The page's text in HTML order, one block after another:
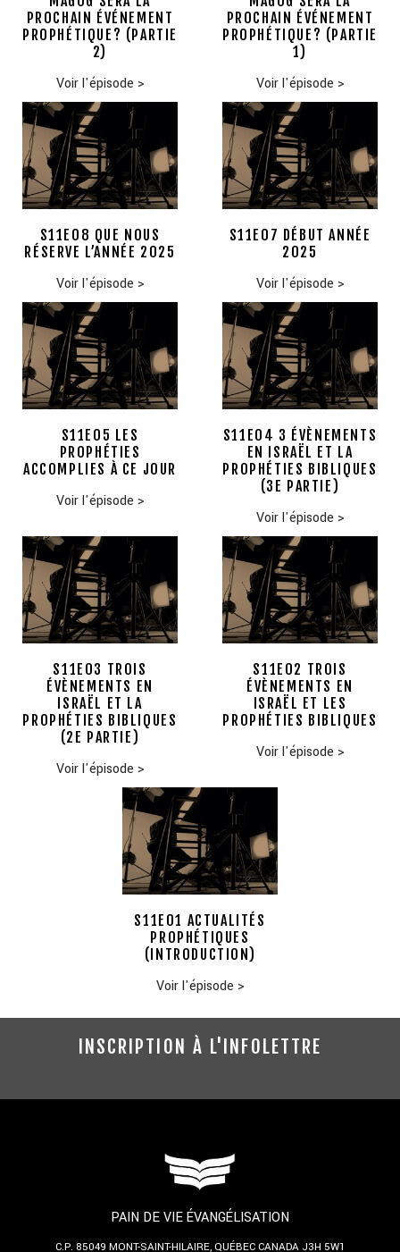
PROCHAIN ÉVÉNEMENT
PROPHÉTIQUE? (PARTIE
2)
Voir l'épisode >
PROCHAIN ÉVÉNEMENT
PROPHÉTIQUE? (PARTIE
1)
Voir l'épisode >
S11E08 QUE NOUS
RÉSERVE L’ANNÉE 2025
Voir l'épisode >
S11E07 DÉBUT ANNÉE
2025
Voir l'épisode >
S11E05 LES
PROPHÉTIES
ACCOMPLIES À CE JOUR
Voir l'épisode >
S11E04 3 ÉVÈNEMENTS
EN ISRAËL ET LA
PROPHÉTIES BIBLIQUES
(3E PARTIE)
Voir l'épisode >
S11E03 TROIS
ÉVÈNEMENTS EN
ISRAËL ET LA
PROPHÉTIES BIBLIQUES
(2E PARTIE)
Voir l'épisode >
S11E02 TROIS
ÉVÈNEMENTS EN
ISRAËL ET LES
PROPHÉTIES BIBLIQUES
Voir l'épisode >
S11E01 ACTUALITÉS
PROPHÉTIQUES
(INTRODUCTION)
Voir l'épisode >
INSCRIPTION À L'INFOLETTRE
PAIN DE VIE ÉVANGÉLISATION
C.P. 85049 MONT-SAINT-HILAIRE, QUÉBECCANADA J3H 5W1